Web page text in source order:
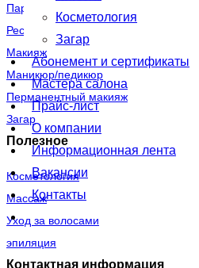
Косметология
Загар
Абонемент и сертификаты
Мастера салона
Прайс-лист
О компании
Информационная лента
Вакансии
Контакты
Парикмахерские услуги
Ресницы
Макияж
Маникюр/педикюр
Перманентный макияж
Загар
Полезное
Косметология
Массаж
Уход за волосами
эпиляция
Контактная информация